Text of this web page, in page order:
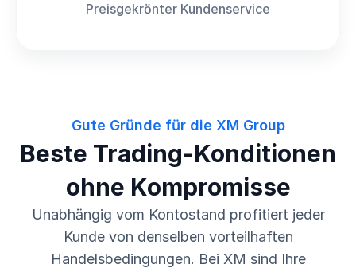
Preisgekrönter Kundenservice
Gute Gründe für die XM Group
Beste Trading-Konditionen
ohne Kompromisse
Unabhängig vom Kontostand profitiert jeder
Kunde von denselben vorteilhaften
Handelsbedingungen. Bei XM sind Ihre